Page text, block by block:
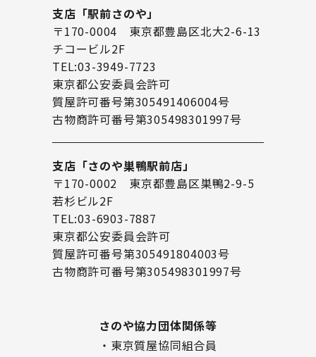
支店「駅前さのや」
〒170-0004 東京都豊島区北大2-6-13
チコービル2F
TEL:03-3949-7723
東京都公安委員会許可
質屋許可番号第305491406004号
古物商許可番号第305498301997号
支店「さのや巣鴨駅前店」
〒170-0002 東京都豊島区巣鴨2-9-5
若杉ビル2F
TEL:03-6903-7887
東京都公安委員会許可
質屋許可番号第305491804003号
古物商許可番号第305498301997号
さのや協力団体関係等
・東京質屋協同組合員